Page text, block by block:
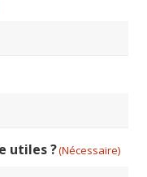
utiles ?(Nécessaire)